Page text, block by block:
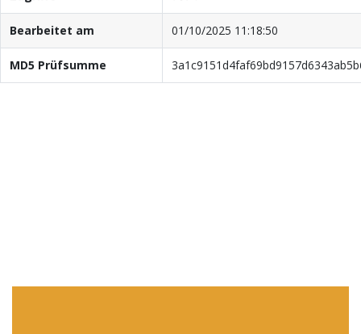
Bearbeitet am 01/10/2025 11:18:50
MD5 Prüfsumme